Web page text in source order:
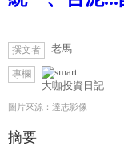
撰文者 老馬
專欄
大咖投資日記
圖片來源：達志影像
摘要